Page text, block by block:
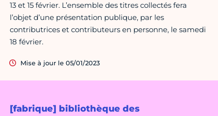
[fabrique] bibliothèque des
13 et 15 février. L’ensemble des titres collectés fera
l’objet d’une présentation publique, par les
contributrices et contributeurs en personne, le samedi
18 février.
Mise à jour le 05/01/2023